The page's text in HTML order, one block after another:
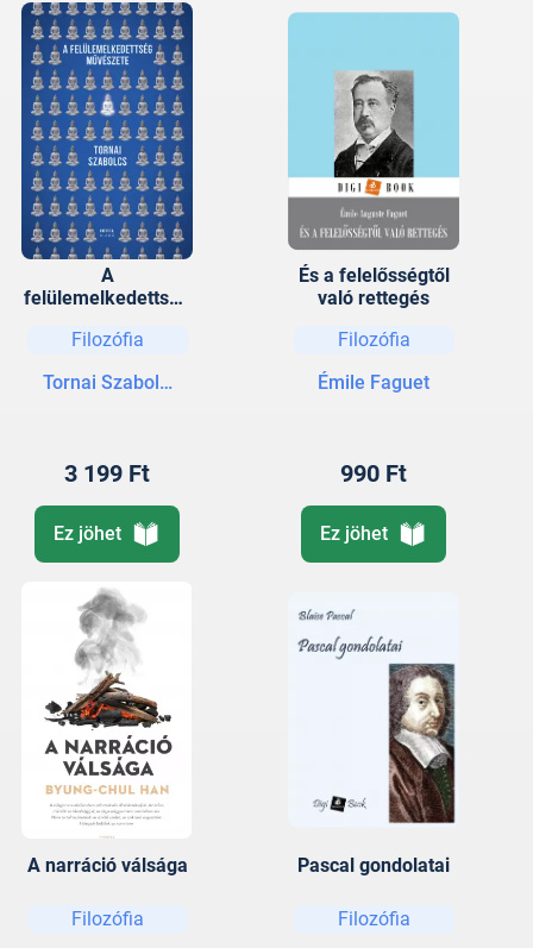
A
felülemelkedettség
Filozófia
Tornai Szabolcs
3 199 Ft
Ez jöhet
És a felelősségtől
való rettegés
Filozófia
Émile Faguet
990 Ft
Ez jöhet
A narráció válsága
Filozófia
Pascal gondolatai
Filozófia